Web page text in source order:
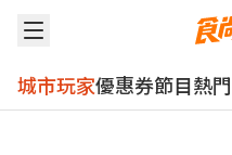
城市玩家優惠券節目熱門